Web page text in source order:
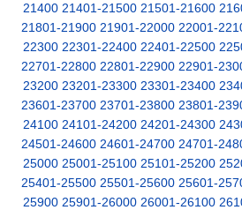
21400 21401-21500 21501-21600
21801-21900 21901-22000 22001-
22300 22301-22400 22401-22500
22701-22800 22801-22900 22901-
23200 23201-23300 23301-23400
23601-23700 23701-23800 23801-
24100 24101-24200 24201-24300
24501-24600 24601-24700 24701-
25000 25001-25100 25101-25200
25401-25500 25501-25600 25601-
25900 25901-26000 26001-26100